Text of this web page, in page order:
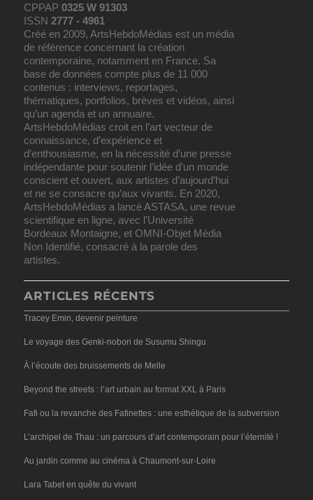
CPPAP0325 W 91303
ISSN2777 - 4961
Créé en 2009, ArtsHebdoMédias est un média
de référence concernant la création
contemporaine, notamment en France. Sa
base de données compte plus de 11 000
contenus : interviews, reportages,
thématiques, portfolios, brèves et vidéos, ainsi
qu’un agenda et un annuaire.
ArtsHebdoMédias croit en l’art vecteur de
connaissance, d’expérience et
d’enthousiasme, en la nécessité d’une presse
indépendante pour soutenir l’idée d’un monde
conscient et ouvert, aux artistes d’aujourd’hui
et ne se consacre qu’aux vivants. En 2020,
ArtsHebdoMédias a lancé ASTASA, une revue
scientifique en ligne, avec l’Université
Bordeaux Montaigne, et OMNI-Objet Média
Non Identifié, consacré à la parole des
artistes.
ARTICLES RÉCENTS
Tracey Emin, devenir peinture
Le voyage des Genki-nobori de Susumu Shingu
À l’écoute des bruissements de Melle
Beyond the streets : l’art urbain au format XXL à Paris
Fafi ou la revanche des Fafinettes : une esthétique de la subversion
L’archipel de Thau : un parcours d’art contemporain pour l’éternité !
Au jardin comme au cinéma à Chaumont-sur-Loire
Lara Tabet en quête du vivant